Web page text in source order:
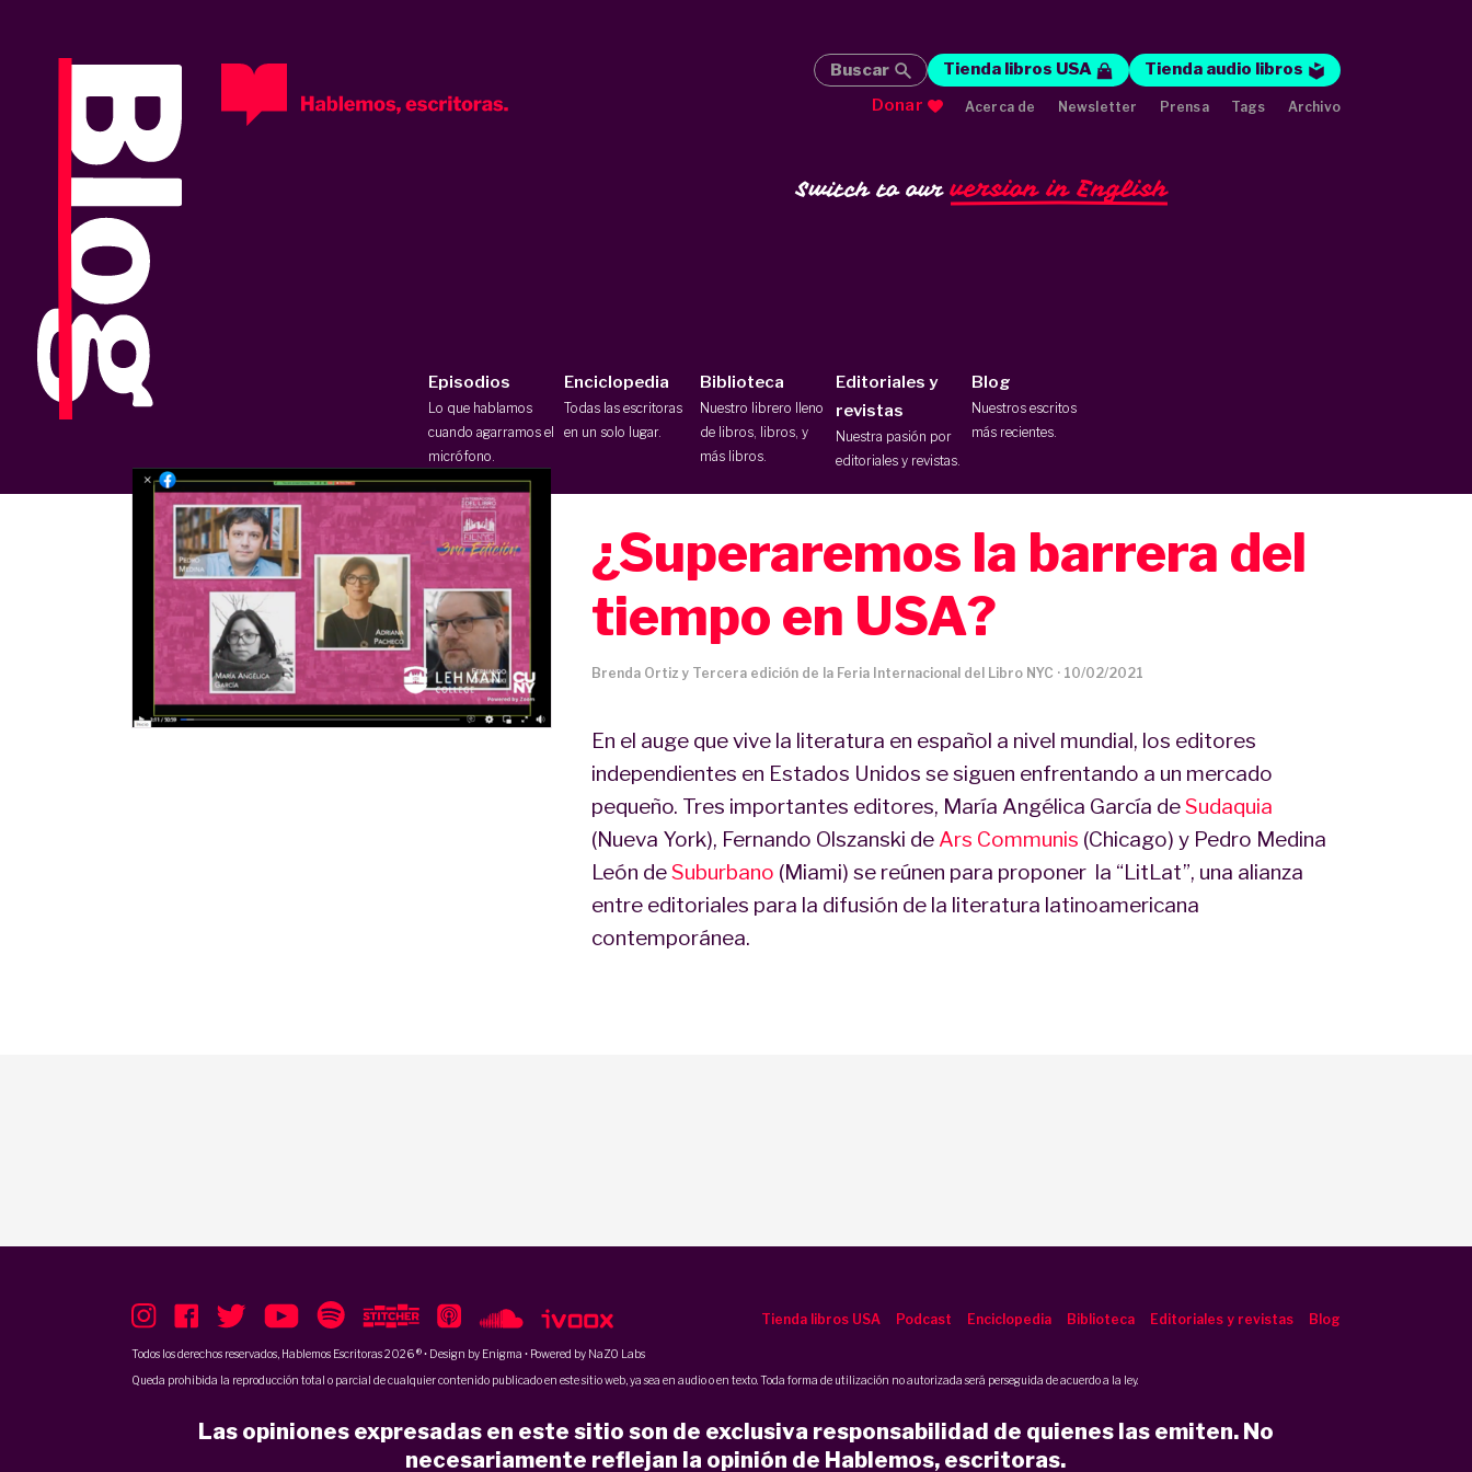
Switch to ourversion in English
Episodios
Lo que hablamos
cuando agarramos el
micrófono.
Enciclopedia
Todas las escritoras
en un solo lugar.
Biblioteca
Nuestro librero lleno
de libros, libros, y
más libros.
Editoriales y
revistas
Nuestra pasión por
editoriales y revistas.
Blog
Nuestros escritos
más recientes.
Buscar Tienda libros USA
Tienda audio libros
Donar
Acerca de Newsletter Prensa Tags Archivo
¿Superaremos la barrera del
tiempo en USA?
Brenda Ortiz y Tercera edición de la Feria Internacional del Libro NYC · 10/02/2021
En el auge que vive la literatura en español a nivel mundial, los editores
independientes en Estados Unidos se siguen enfrentando a un mercado
pequeño. Tres importantes editores, María Angélica García deSudaquia
(Nueva York), Fernando Olszanski de Ars Communis (Chicago) y Pedro Medina
León deSuburbano (Miami) se reúnen para proponer la “LitLat”, una alianza
entre editoriales para la difusión de la literatura latinoamericana
contemporánea.
Tienda libros USA Podcast Enciclopedia Biblioteca Editoriales y revistas Blog
Todos los derechos reservados, Hablemos Escritoras 2026 ® • Design by Enigma • Powered by NaZO Labs
Queda prohibida la reproducción total o parcial de cualquier contenido publicado en este sitio web, ya sea en audio o en texto. Toda forma de utilización no autorizada será perseguida de acuerdo a la ley.
Las opiniones expresadas en este sitio son de exclusiva responsabilidad de quienes las emiten. No
necesariamente reflejan la opinión de Hablemos, escritoras.